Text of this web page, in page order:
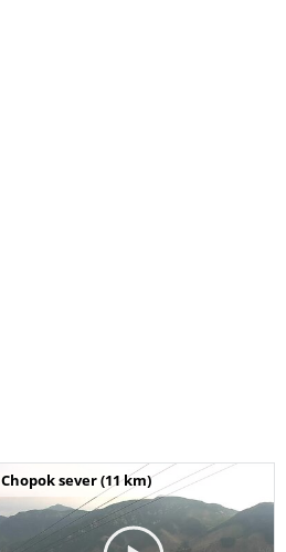
Chopok sever (11 km)